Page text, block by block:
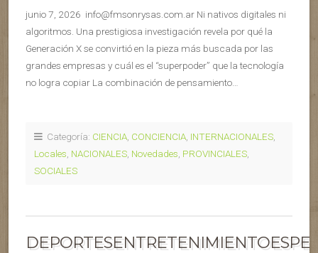
junio 7, 2026 info@fmsonrysas.com.ar Ni nativos digitales ni
algoritmos. Una prestigiosa investigación revela por qué la
Generación X se convirtió en la pieza más buscada por las
grandes empresas y cuál es el “superpoder” que la tecnología
no logra copiar La combinación de pensamiento…
Categoría: CIENCIA CONCIENCIA INTERNACIONALES
Locales NACIONALES Novedades PROVINCIALES
SOCIALES